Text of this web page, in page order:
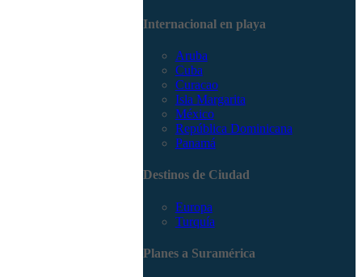
Internacional en playa
Aruba
Cuba
Curacao
Isla Margarita
México
República Dominicana
Panamá
Destinos de Ciudad
Europa
Turquía
Planes a Suramérica